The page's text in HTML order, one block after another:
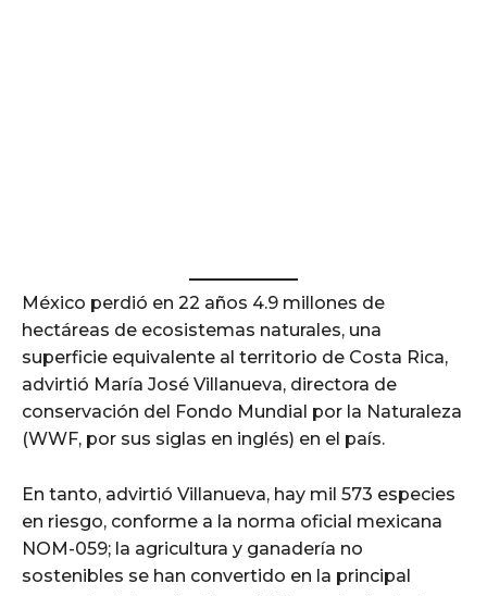
México perdió en 22 años 4.9 millones de
hectáreas de ecosistemas naturales, una
superficie equivalente al territorio de Costa Rica,
advirtió María José Villanueva, directora de
conservación del Fondo Mundial por la Naturaleza
(WWF, por sus siglas en inglés) en el país.
En tanto, advirtió Villanueva, hay mil 573 especies
en riesgo, conforme a la norma oficial mexicana
NOM-059; la agricultura y ganadería no
sostenibles se han convertido en la principal